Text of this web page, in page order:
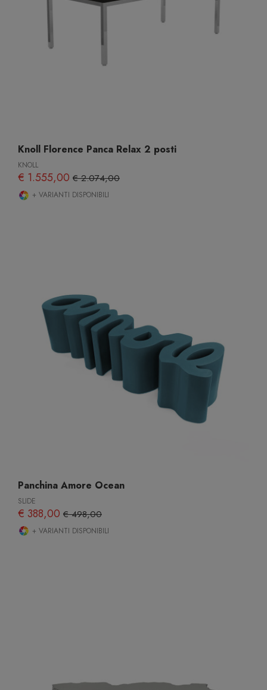
Knoll Florence Panca Relax 2 posti
KNOLL
€ 1.555,00 € 2.074,00
+ VARIANTI DISPONIBILI
Panchina Amore Ocean
SLIDE
€ 388,00 € 498,00
+ VARIANTI DISPONIBILI